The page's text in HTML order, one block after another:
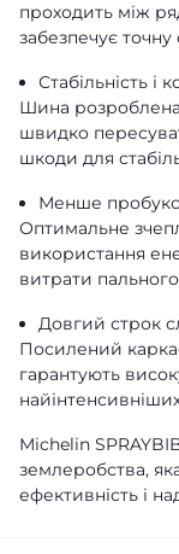
проходить між
забезпечує
Стабільність
Шина
швидко
шкоди для
Менше
Оптимальне
використання
витрати
Довгий строк
Посилений
гарантують
Michelin
землеробства,
ефективність і